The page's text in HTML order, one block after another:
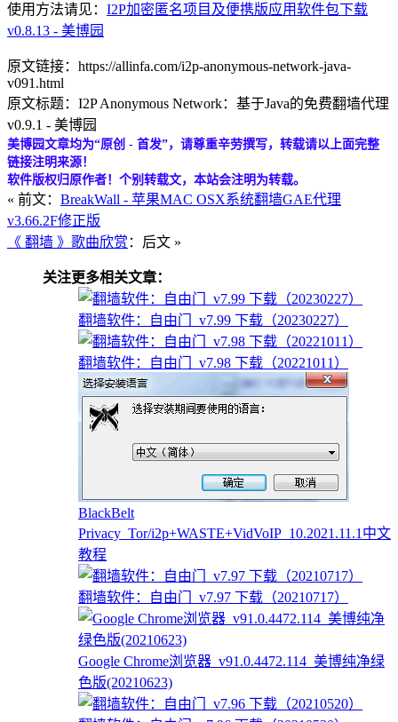
使用方法请见： I2P加密匿名项目及便携版应用软件包下载
v0.8.13 - 美博园
原文链接：https://allinfa.com/i2p-anonymous-network-java-
v091.html
原文标题：I2P Anonymous Network：基于Java的免费翻墙代理
v0.9.1 - 美博园
美博园文章均为“原创 - 首发”，请尊重辛劳撰写，转载请以上面完整
链接注明来源！
软件版权归原作者！个别转载文，本站会注明为转载。
« 前文： BreakWall - 苹果MAC OSX系统翻墙GAE代理
v3.66.2F修正版
《 翻墙 》歌曲欣赏 ：后文 »
关注更多相关文章：
翻墙软件：自由门_v7.99 下载（20230227）
翻墙软件：自由门_v7.98 下载（20221011）
BlackBelt
Privacy_Tor/i2p+WASTE+VidVoIP_10.2021.11.1中文
教程
翻墙软件：自由门_v7.97 下载（20210717）
Google Chrome浏览器_v91.0.4472.114_美博纯净绿
色版(20210623)